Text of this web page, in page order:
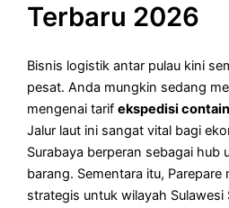
Terbaru 2026
Bisnis logistik antar pulau kini
pesat. Anda mungkin sedang
mengenai tarifekspedisi
Jalur laut ini sangat vital bagi
Surabaya berperan sebagai hub
barang. Sementara itu,
strategis untuk wilayah Sulawesi